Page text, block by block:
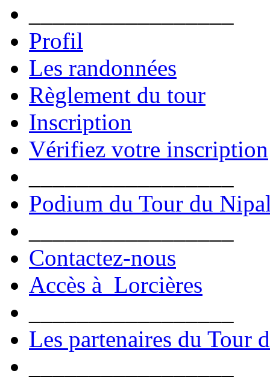
Profil
Les randonnées
Règlement du tour
Inscription
Vérifiez votre inscription
Podium du Tour du
Contactez-nous
Accès à Lorcières
Les partenaires du Tour